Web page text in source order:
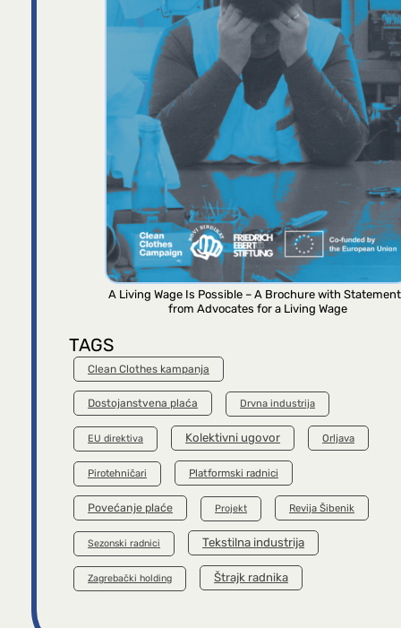
A Living Wage Is Possible – A Brochure with
from Advocates for a Living Wage
TAGS
Clean Clothes kampanja
Dostojanstvena plaća Drvna industrija
EU direktiva Kolektivni ugovor Orljava
Pirotehničari Platformski radnici
Povećanje plaće Projekt Revija Šibenik
Sezonski radnici Tekstilna industrija
Zagrebački holding Štrajk radnika